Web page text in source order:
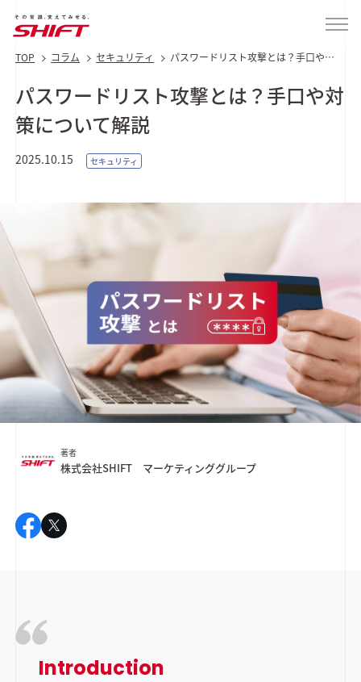
TOP コラム セキュリティ
パスワードリスト攻撃とは？手口や対
パスワードリスト攻撃とは？手口や対
策について解説
2025.10.15 セキュリティ
著者
株式会社SHIFT マーケティンググループ
Introduction